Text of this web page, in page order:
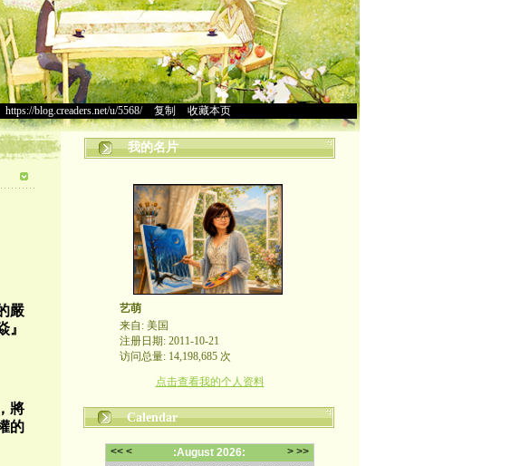
https://blog.creaders.net/u/5568/> 复制 收藏本页
嚴
將
的
我的名片
艺萌
来自: 美国
注册日期: 2011-10-21
访问总量: 14,198,685 次
点击查看我的个人资料
Calendar